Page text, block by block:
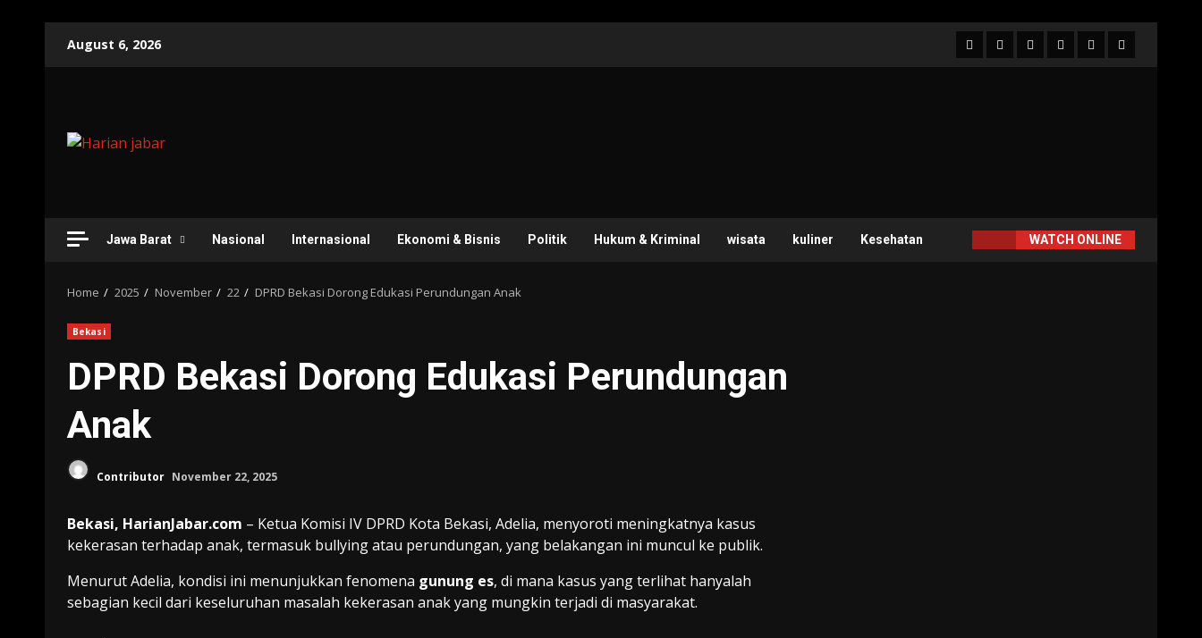
August 6, 2026 Facebook
TwitterLinkedin
VK YoutubeInstagram
Jawa Barat Nasional Internasional Ekonomi & Bisnis Politik Hukum & Kriminal wisata kuliner Kesehatan WATCH ONLINE
Home 2025 November 22 DPRD Bekasi Dorong Edukasi Perundungan Anak
Bekasi
DPRD Bekasi Dorong Edukasi Perundungan
Anak
Contributor November 22, 2025
Bekasi, HarianJabar.com – Ketua Komisi IV DPRD Kota Bekasi, Adelia, menyoroti meningkatnya kasus
kekerasan terhadap anak, termasuk bullying atau perundungan, yang belakangan ini muncul ke publik.
Menurut Adelia, kondisi ini menunjukkan fenomena gunung es, di mana kasus yang terlihat hanyalah
sebagian kecil dari keseluruhan masalah kekerasan anak yang mungkin terjadi di masyarakat.